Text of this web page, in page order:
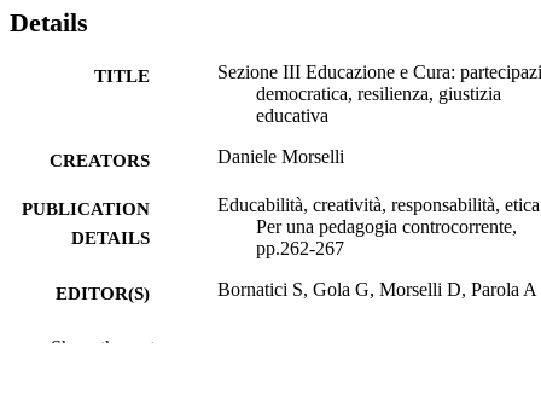
Details
TITLE
Sezione III Educazione e Cura:
democratica, resilienza, giustizia
educativa
CREATORS Daniele Morselli
PUBLICATION
DETAILS
Educabilità, creatività, responsabilità,
Per una pedagogia controcorrente,
pp.262-267
EDITOR(S) Bornatici S, Gola G, Morselli D, Parola A
ISBN
Show the rest